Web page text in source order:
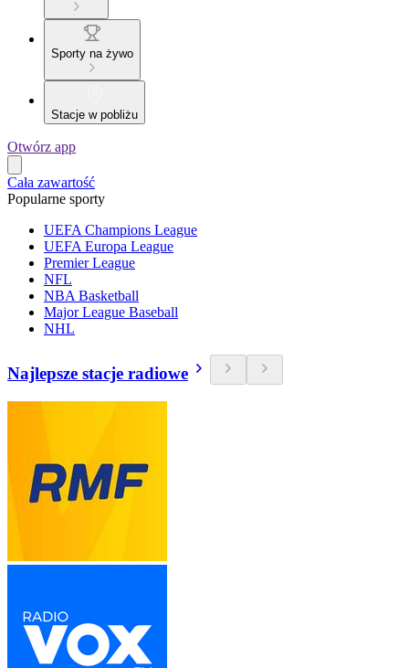
Sporty na żywo
Stacje w pobliżu
Otwórz app
Cała zawartość
Popularne sporty
UEFA Champions League
UEFA Europa League
Premier League
NFL
NBA Basketball
Major League Baseball
NHL
Najlepsze stacje radiowe